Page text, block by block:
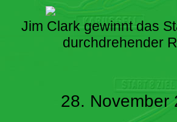
Jim Clark gewinnt das
durchdrehender
28. November